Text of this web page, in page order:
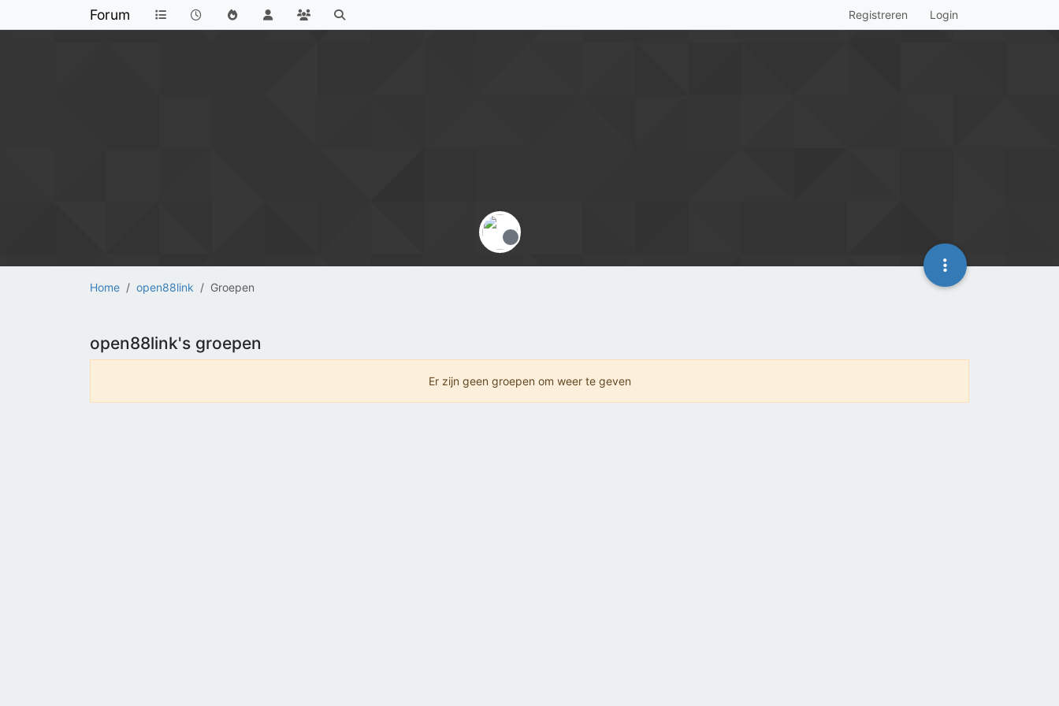
Forum Registreren Login
Home open88link Groepen
Offline
open88link's groepen
Er zijn geen groepen om weer te geven